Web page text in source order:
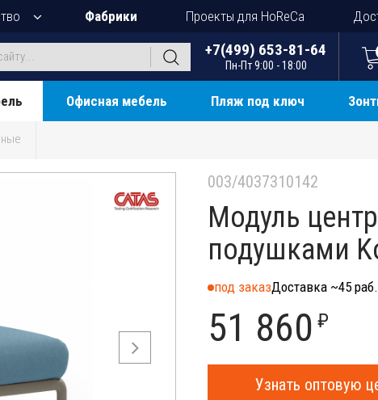
Фабрики Проекты для HoReCa
+7(499) 653-81-64
Пн-Пт 9:00 - 18:00
Офисная мебель Пляж под ключ
003/4037310142
Модуль
подушками
под заказДоставка ~45
51 860 ₽
Узнать оптовую